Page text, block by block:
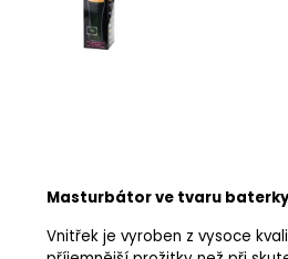
Masturbátor ve tvaru baterky
Vnitřek je vyroben z vysoce